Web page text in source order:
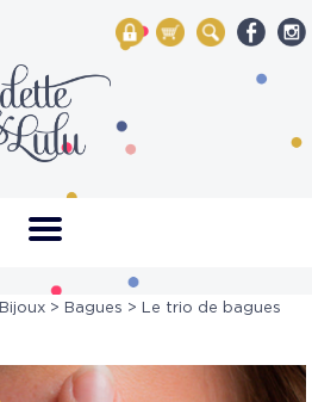
My Account
Mon panier
Rechercher
Bijoux > Bagues > Le trio de bagues